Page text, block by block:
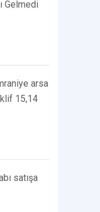
Gelmedi
arsa
15,14
satışa